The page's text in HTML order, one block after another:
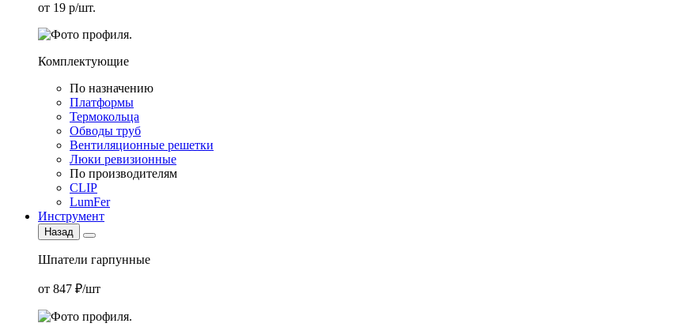
от 19 р/шт.
Комплектующие
По назначению
Платформы
Термокольца
Обводы труб
Вентиляционные решетки
Люки ревизионные
По производителям
CLIP
LumFer
Инструмент
Назад
Шпатели гарпунные
от 847 ₽/шт